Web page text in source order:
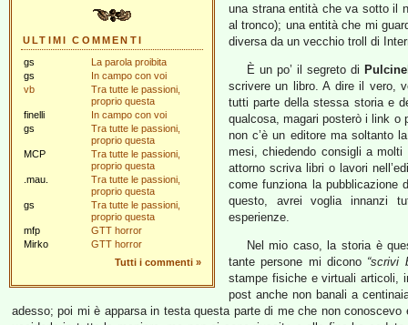
ULTIMI COMMENTI
gs
La parola proibita
gs
In campo con voi
vb
Tra tutte le passioni,
proprio questa
finelli
In campo con voi
gs
Tra tutte le passioni,
proprio questa
MCP
Tra tutte le passioni,
proprio questa
.mau.
Tra tutte le passioni,
proprio questa
gs
Tra tutte le passioni,
proprio questa
mfp
GTT horror
Mirko
GTT horror
Tutti i commenti »
una strana entità che va sotto il
al tronco); una entità che mi
diversa da un vecchio troll di
È un po’ il segreto di
scrivere un libro. A dire il vero,
tutti parte della stessa storia e
qualcosa, magari posterò i link o
non c’è un editore ma soltanto
mesi, chiedendo consigli a
attorno scriva libri o lavori
come funziona la pubblicazione
questo, avrei voglia innanzi
esperienze.
Nel mio caso, la storia è
tante persone mi dicono “scrivi
stampe fisiche e virtuali articoli,
post anche non banali a
adesso; poi mi è apparsa in testa questa parte di me che non